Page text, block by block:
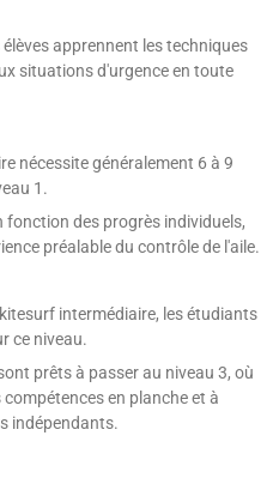
apprennent les techniques
situations d'urgence en toute
nécessite généralement 6 à 9
1.
fonction des progrès individuels,
préalable du contrôle de l'aile.
intermédiaire, les étudiants
ce niveau.
prêts à passer au niveau 3, où
en planche et à
indépendants.